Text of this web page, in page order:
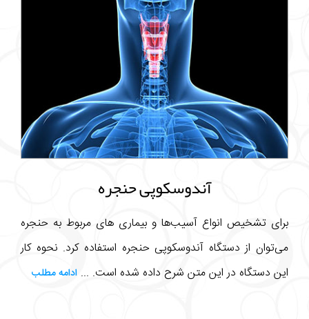
آندوسکوپی حنجره
برای تشخیص انواع آسیب‌ها و بیماری های مربوط به حنجره
می‌توان از دستگاه آندوسکوپی حنجره استفاده کرد. نحوه کار
این دستگاه در این متن شرح داده شده است. ... ادامه مطلب